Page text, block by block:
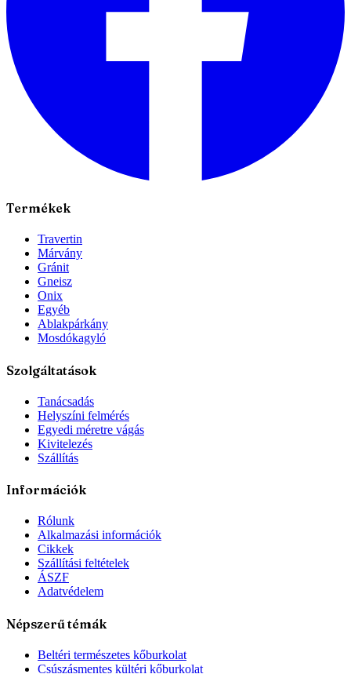
Termékek
Travertin
Márvány
Gránit
Gneisz
Onix
Egyéb
Ablakpárkány
Mosdókagyló
Szolgáltatások
Tanácsadás
Helyszíni felmérés
Egyedi méretre vágás
Kivitelezés
Szállítás
Információk
Rólunk
Alkalmazási információk
Cikkek
Szállítási feltételek
ÁSZF
Adatvédelem
Népszerű témák
Beltéri természetes kőburkolat
Csúszásmentes kültéri kőburkolat